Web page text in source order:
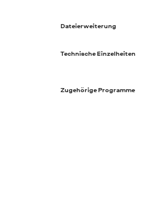
Dateierweiterung
Technische Einzelheiten
Zugehörige Programme